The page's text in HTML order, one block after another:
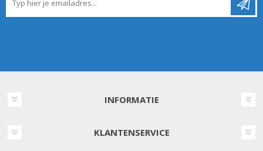
INFORMATIE
KLANTENSERVICE